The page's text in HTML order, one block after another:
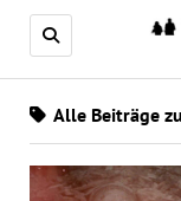
Alle Beiträge